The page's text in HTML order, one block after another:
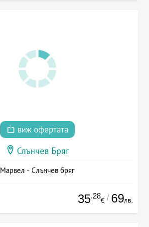
виж офертата
Слънчев Бряг
Марвел - Слънчев бряг
35.28
€ / 69лв.